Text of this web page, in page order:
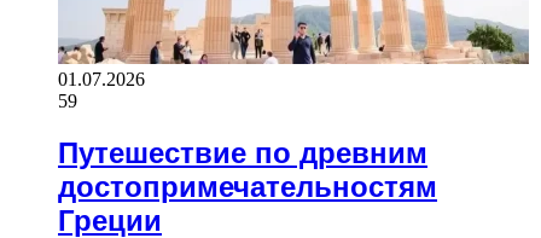
01.07.2026
59
Путешествие по древним
достопримечательностям
Греции